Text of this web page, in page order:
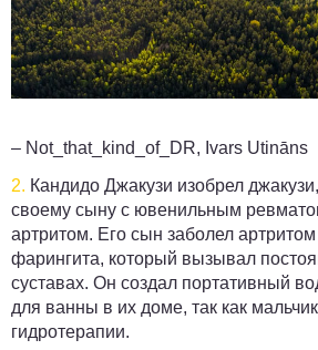
– Not_that_kind_of_DR, Ivars Utināns
2. Кандидо Джакузи изобрел
своему сыну с ювенильным
артритом. Его сын заболел
фарингита, который вызывал
суставах. Он создал портативный
для ванны в их доме, так как
гидротерапии.